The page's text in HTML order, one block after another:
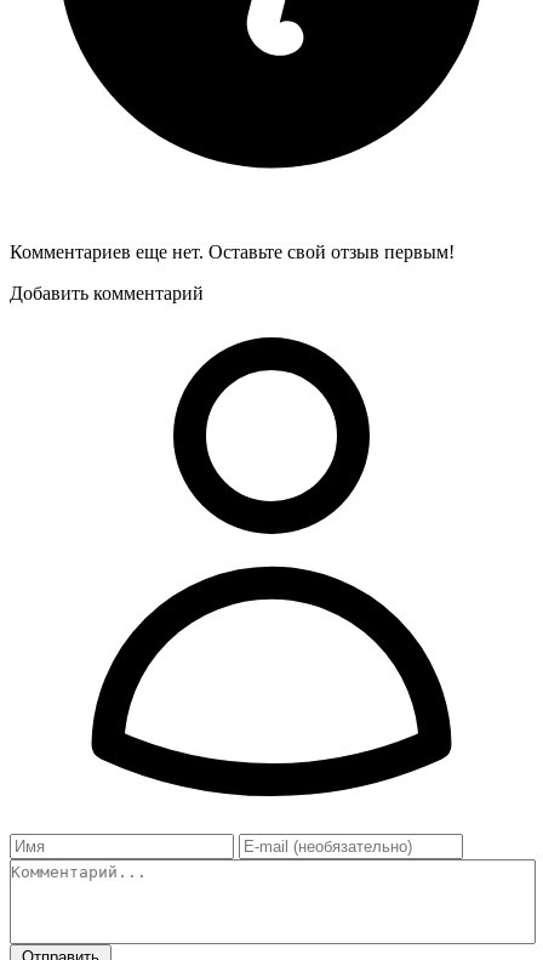
Комментариев еще нет. Оставьте свой отзыв первым!
Добавить комментарий